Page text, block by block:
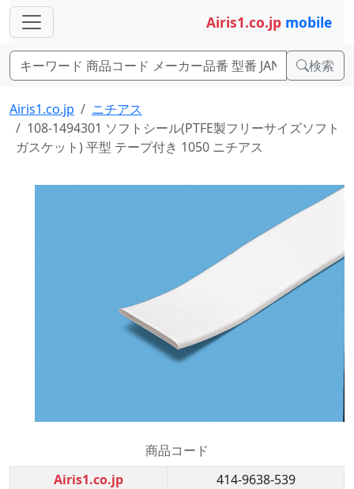
Airis1.co.jp mobile
検索
Airis1.co.jp
ニチアス
108-1494301 ソフトシール(PTFE製フリーサイズソフト
ガスケット) 平型 テープ付き 1050 ニチアス
商品コード
Airis1.co.jp
414-9638-539